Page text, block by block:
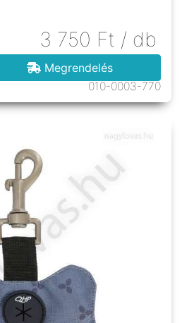
3 750 Ft / db
Megrendelés
010-0003-770